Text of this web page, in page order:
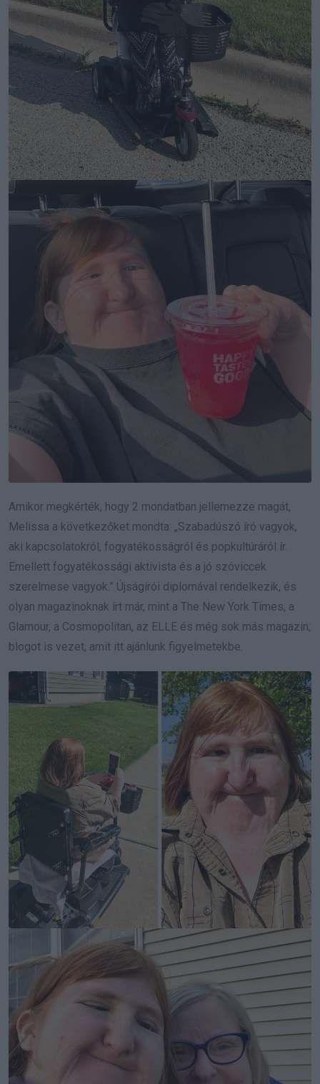
Amikor megkérték, hogy 2 mondatban jellemezze magát,
Melissa a következőket mondta: „Szabadúszó író vagyok,
aki kapcsolatokról, fogyatékosságról és popkultúráról ír.
Emellett fogyatékossági aktivista és a jó szóviccek
szerelmese vagyok.” Újságírói diplomával rendelkezik, és
olyan magazinoknak írt már, mint a The New York Times, a
Glamour, a Cosmopolitan, az ELLE és még sok más magazin;
blogot is vezet, amit itt ajánlunk figyelmetekbe.